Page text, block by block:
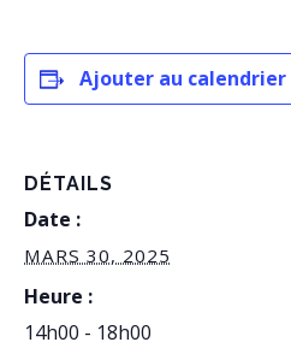
Ajouter au calendrier
DÉTAILS
Date :
MARS 30, 2025
Heure :
14h00 - 18h00